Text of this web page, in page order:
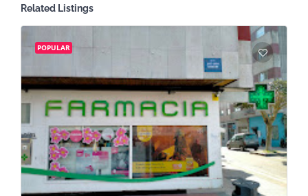
Related Listings
POPULAR